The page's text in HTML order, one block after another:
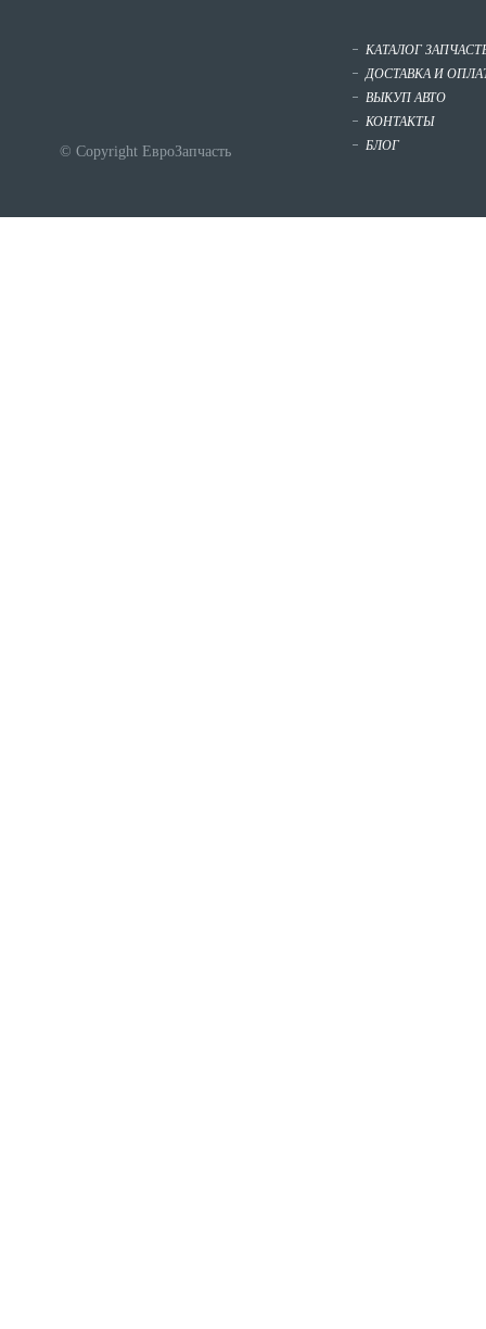
© Copyright ЕвроЗапчасть
КАТАЛОГ
ДОСТАВКА И
ВЫКУП АВТО
КОНТАКТЫ
БЛОГ